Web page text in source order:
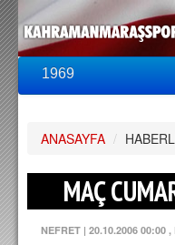
1969
PUAN DURUMU
FİKSTÜR
KADRO
A TAKIM KADROSU
ANASAYFA /
MAÇ
NEFRET | 20.10.2006 00:00 ,